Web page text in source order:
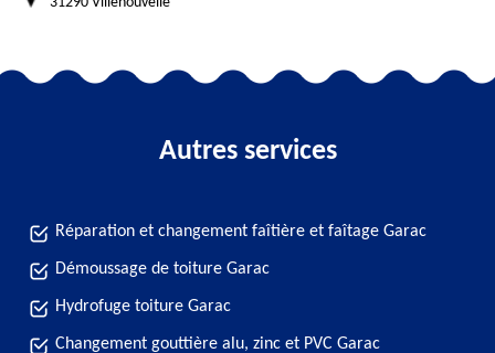
Autres services
Réparation et changement faîtière et faîtage Garac
Démoussage de toiture Garac
Hydrofuge toiture Garac
Changement gouttière alu, zinc et PVC Garac